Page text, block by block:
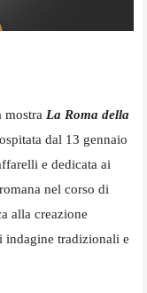
mostra La Roma della
ospitata dal 13 gennaio
e dedicata ai
nel corso di
alla creazione
indagine tradizionali e